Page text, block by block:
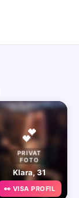
💕
PRIVAT
FOTO
Klara, 31
👀 VISA PROFIL